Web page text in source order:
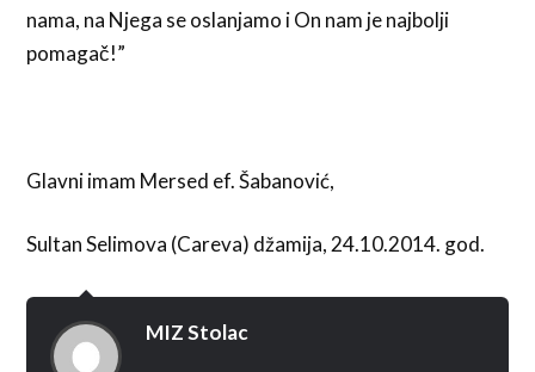
nama, na Njega se oslanjamo i On nam je najbolji
pomagač!”
Glavni imam Mersed ef. Šabanović,
Sultan Selimova (Careva) džamija, 24.10.2014. god.
MIZ Stolac